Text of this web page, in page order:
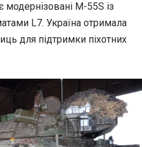
M-55S із
L7. Україна отримала
для підтримки піхотних